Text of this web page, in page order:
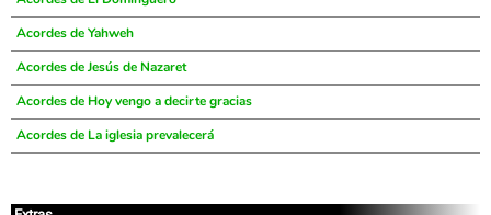
Acordes de Yahweh
Acordes de Jesús de Nazaret
Acordes de Hoy vengo a decirte gracias
Acordes de La iglesia prevalecerá